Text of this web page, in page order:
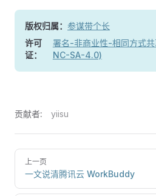
版权归属： 参谋带个长
许可
证：
署名-非商业性-相同方式
NC-SA-4.0)
贡献者: yiisu
上一页
一文说清腾讯云 WorkBuddy